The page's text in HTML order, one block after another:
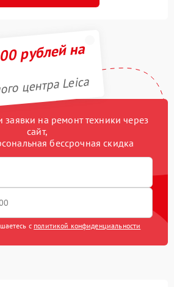
рублей на
центра Leica
на ремонт техники через
сайт,
бессрочная скидка
с политикой конфиденциальности